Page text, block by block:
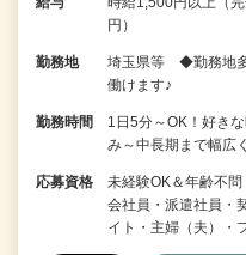
円）
勤務地
埼玉県等 ◆勤務地多
働けます♪
勤務時間
1日5分～OK！好き
み～中長期まで幅広
応募資格
未経験OK＆年齢不
会社員・派遣社員・
イト・主婦（夫）・